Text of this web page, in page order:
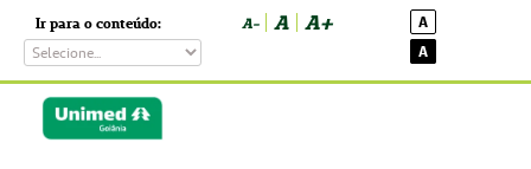
Ir para o conteúdo: A- A A+
A
A